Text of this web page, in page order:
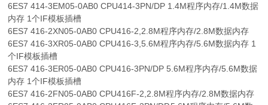
6ES7 414-3EM05-0AB0 CPU414-3PN/DP 1.4M程序内存/1.4M数据
内存 1个IF模板插槽
6ES7 416-2XN05-0AB0 CPU416-2,2.8M程序内存/2.8M数据内存
6ES7 416-3XR05-0AB0 CPU416-3,5.6M程序内存/5.6M数据内存 1
个IF模板插槽
6ES7 416-3ER05-0AB0 CPU416-3PN/DP 5.6M程序内存/5.6M数据
内存 1个IF模板插槽
6ES7 416-2FN05-0AB0 CPU416F-2,2.8M程序内存/2.8M数据内存